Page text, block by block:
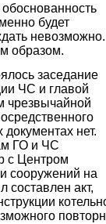
будет
невозможно.
образом.
заседание
ЧС и главой
чрезвычайной
нет.
ГО и ЧС
с Центром
сооружений на
составлен акт,